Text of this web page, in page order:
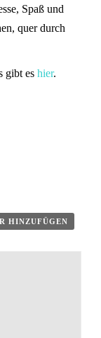
Spaß und
quer durch
gibt es hier.
HINZUFÜGEN